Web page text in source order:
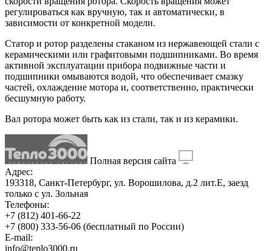
регулироваться как вручную, так и автоматически, в
зависимости от конкретной модели.
Статор и ротор разделены стаканом из нержавеющей стали с
керамическими или графитовыми подшипниками. Во время
активной эксплуатации прибора подвижные части и
подшипники омываются водой, что обеспечивает смазку
частей, охлаждение мотора и, соответственно, практически
бесшумную работу.
Вал ротора может быть как из стали, так и из керамики.
Полная версия сайта
Адрес:
193318, Санкт-Петербург, ул. Ворошилова, д.2 лит.Е, заезд
только с ул. Зольная
Телефоны:
+7 (812) 401-66-22
+7 (800) 333-56-06 (бесплатный по России)
E-mail:
info@teplo3000.ru